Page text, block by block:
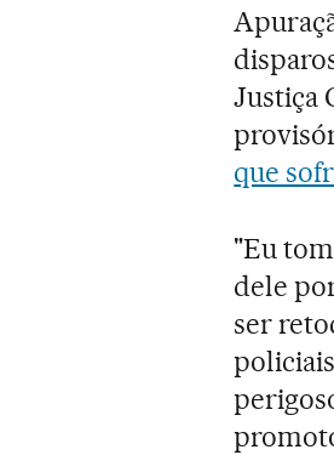
Justiça
que
"Eu
dele
ser